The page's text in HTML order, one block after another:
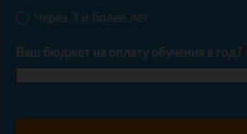
Через 3 и более лет
Ваш бюджет на оплату обучения в год?*